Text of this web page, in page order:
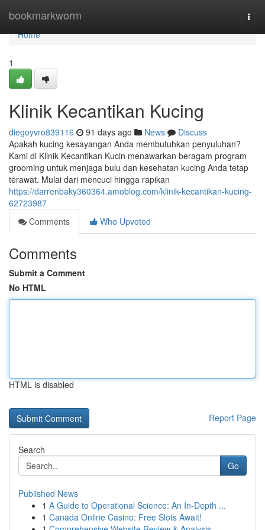
bookmarkworm
Home
Home
1
Klinik Kecantikan Kucing
diegoyvro839116 91 days ago News
Discuss
Apakah kucing kesayangan Anda membutuhkan penyuluhan?
Kami di Klinik Kecantikan Kucin menawarkan beragam program
grooming untuk menjaga bulu dan kesehatan kucing Anda tetap
terawat. Mulai dari mencuci hingga rapikan
https://darrenbaky360364.amoblog.com/klinik-kecantikan-kucing-
62723987
Comments
Who Upvoted
Comments
Submit a Comment
No HTML
HTML is disabled
Report Page
Search
Go
Published News
1 A Guide to Operational Science: An In-Depth ...
1 Canada Online Casino: Free Slots Await!